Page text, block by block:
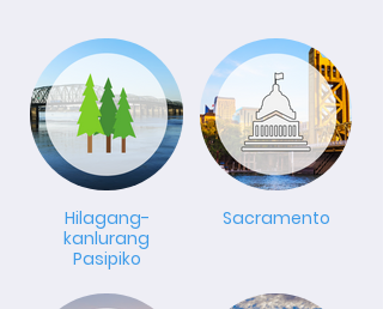
Hilagang-
kanlurang
Pasipiko
Sacramento